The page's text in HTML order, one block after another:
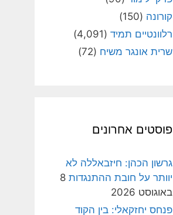
קורונה (150)
רלוונטיים תמיד (4,091)
שרית אונגר משיח (72)
פוסטים אחרונים
גרשון הכהן: חיזבאללה לא
יוותר על חובת ההתנגדות 8
באוגוסט 2026
פנחס יחזקאלי: בין הקוד